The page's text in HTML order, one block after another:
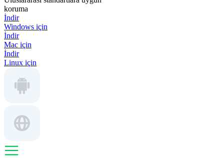
koruma
İndir
Windows için
İndir
Mac için
İndir
Linux için